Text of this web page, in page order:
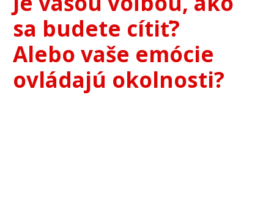
sa budete cítiť?
Alebo vaše emócie
ovládajú okolnosti?